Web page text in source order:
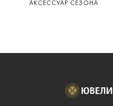
АКСЕССУАР СЕЗОНА